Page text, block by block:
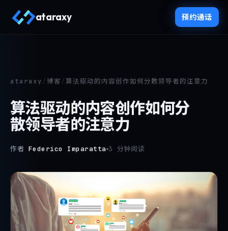
ataraxy 预约通话
ataraxy /博客 /算法驱动的内容创作如何分散领导者的注意力
算法驱动的内容创作如何分
散领导者的注意力
作者 Federico Imparatta 3 分钟阅读